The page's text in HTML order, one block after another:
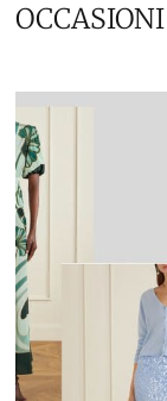
OCCASIONI